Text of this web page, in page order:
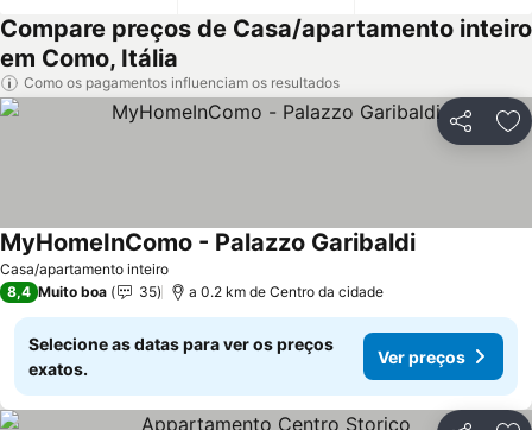
Compare preços de Casa/apartamento inteiro
em Como, Itália
Como os pagamentos influenciam os resultados
Partilhar
Casa/apartamento inteiro
MyHomeInComo - Palazzo Garibaldi
8,4 Muito boa 35 a 0.2 km de Centro da cidade
Selecione as datas para ver os preços
exatos.
Ver preços